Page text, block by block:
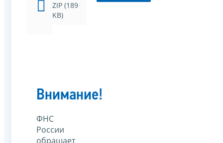
ZIP (189
KB)
Внимание!
ФНС
России
обращает